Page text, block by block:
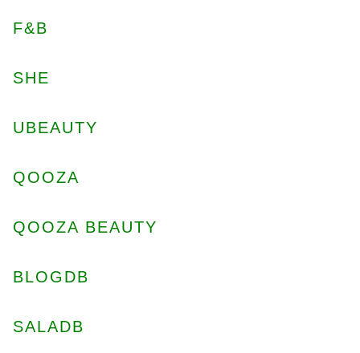
F&B
SHE
UBEAUTY
QOOZA
QOOZA BEAUTY
BLOGDB
SALADB